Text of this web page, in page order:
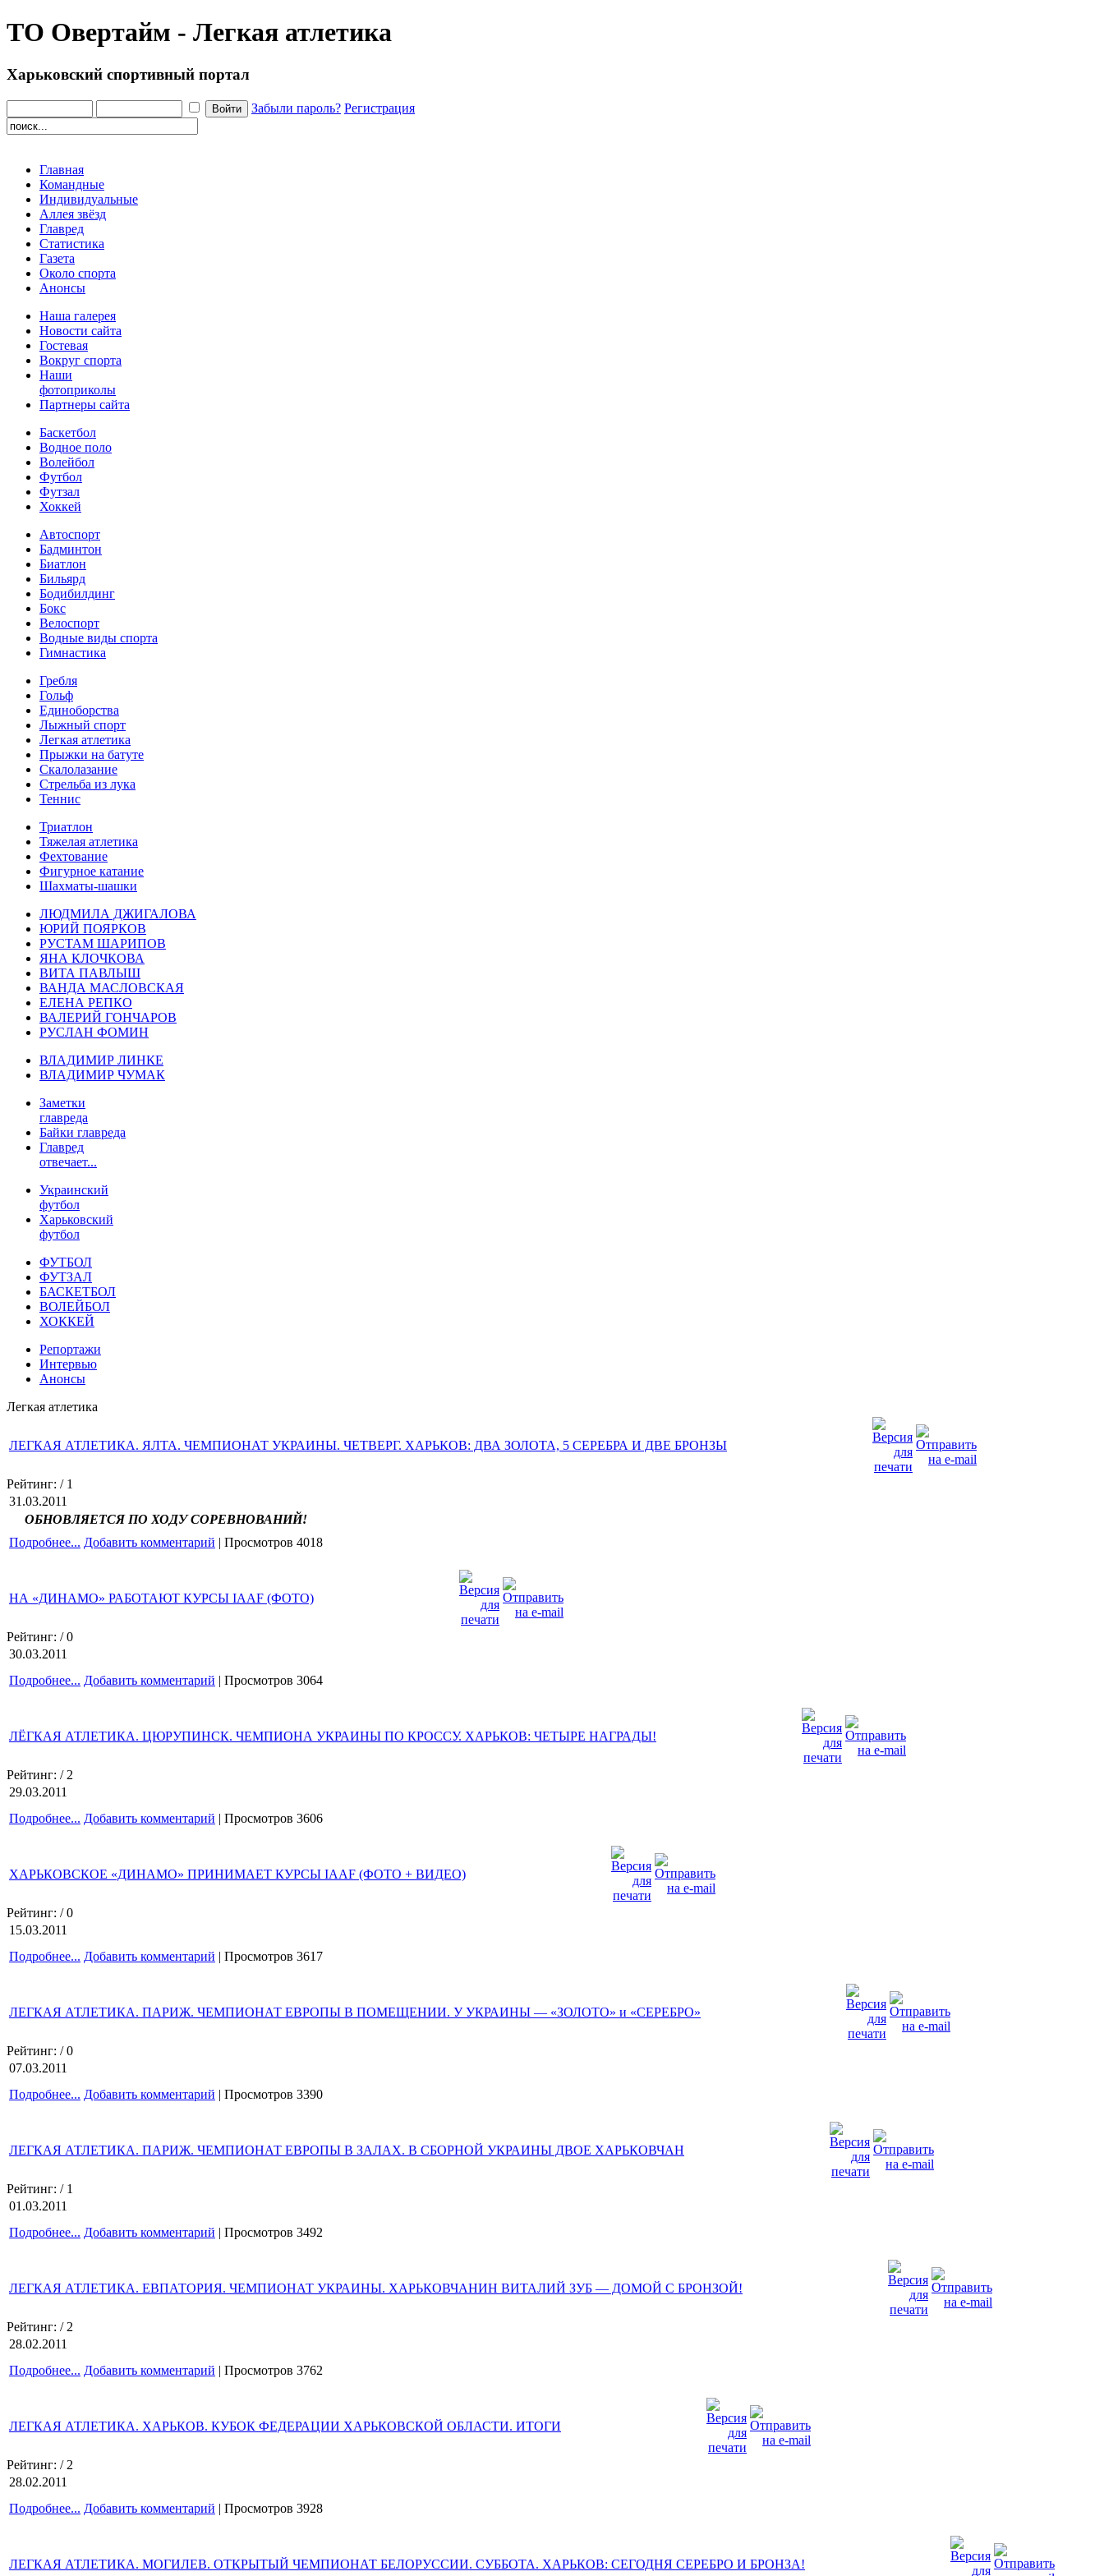
ТО Овертайм - Легкая атлетика
Харьковский спортивный портал
Забыли пароль? Регистрация
Главная
Командные
Индивидуальные
Аллея звёзд
Главред
Статистика
Газета
Около спорта
Анонсы
Наша галерея
Новости сайта
Гостевая
Вокруг спорта
Наши
фотоприколы
Партнеры сайта
Баскетбол
Водное поло
Волейбол
Футбол
Футзал
Хоккей
Автоспорт
Бадминтон
Биатлон
Бильярд
Бодибилдинг
Бокс
Велоспорт
Водные виды спорта
Гимнастика
Гребля
Гольф
Единоборства
Лыжный спорт
Легкая атлетика
Прыжки на батуте
Скалолазание
Стрельба из лука
Теннис
Триатлон
Тяжелая атлетика
Фехтование
Фигурное катание
Шахматы-шашки
ЛЮДМИЛА ДЖИГАЛОВА
ЮРИЙ ПОЯРКОВ
РУСТАМ ШАРИПОВ
ЯНА КЛОЧКОВА
ВИТА ПАВЛЫШ
ВАНДА МАСЛОВСКАЯ
ЕЛЕНА РЕПКО
ВАЛЕРИЙ ГОНЧАРОВ
РУСЛАН ФОМИН
ВЛАДИМИР ЛИНКЕ
ВЛАДИМИР ЧУМАК
Заметки
главреда
Байки главреда
Главред
отвечает...
Украинский
футбол
Харьковский
футбол
ФУТБОЛ
ФУТЗАЛ
БАСКЕТБОЛ
ВОЛЕЙБОЛ
ХОККЕЙ
Репортажи
Интервью
Анонсы
Легкая атлетика
ЛЕГКАЯ АТЛЕТИКА. ЯЛТА. ЧЕМПИОНАТ УКРАИНЫ. ЧЕТВЕРГ. ХАРЬКОВ: ДВА ЗОЛОТА, 5 СЕРЕБРА И ДВЕ БРОНЗЫ
Рейтинг: / 1
31.03.2011
ОБНОВЛЯЕТСЯ ПО ХОДУ СОРЕВНОВАНИЙ!
Подробнее... Добавить комментарий | Просмотров 4018
НА «ДИНАМО» РАБОТАЮТ КУРСЫ IAAF (ФОТО)
Рейтинг: / 0
30.03.2011
Подробнее... Добавить комментарий | Просмотров 3064
ЛЁГКАЯ АТЛЕТИКА. ЦЮРУПИНСК. ЧЕМПИОНА УКРАИНЫ ПО КРОССУ. ХАРЬКОВ: ЧЕТЫРЕ НАГРАДЫ!
Рейтинг: / 2
29.03.2011
Подробнее... Добавить комментарий | Просмотров 3606
ХАРЬКОВСКОЕ «ДИНАМО» ПРИНИМАЕТ КУРСЫ IAAF (ФОТО + ВИДЕО)
Рейтинг: / 0
15.03.2011
Подробнее... Добавить комментарий | Просмотров 3617
ЛЕГКАЯ АТЛЕТИКА. ПАРИЖ. ЧЕМПИОНАТ ЕВРОПЫ В ПОМЕЩЕНИИ. У УКРАИНЫ — «ЗОЛОТО» и «СЕРЕБРО»
Рейтинг: / 0
07.03.2011
Подробнее... Добавить комментарий | Просмотров 3390
ЛЕГКАЯ АТЛЕТИКА. ПАРИЖ. ЧЕМПИОНАТ ЕВРОПЫ В ЗАЛАХ. В СБOРНОЙ УКРАИНЫ ДВОЕ ХАРЬКОВЧАН
Рейтинг: / 1
01.03.2011
Подробнее... Добавить комментарий | Просмотров 3492
ЛЕГКАЯ АТЛЕТИКА. ЕВПАТОРИЯ. ЧЕМПИОНАТ УКРАИНЫ. ХАРЬКОВЧАНИН ВИТАЛИЙ ЗУБ — ДОМОЙ С БРОНЗОЙ!
Рейтинг: / 2
28.02.2011
Подробнее... Добавить комментарий | Просмотров 3762
ЛЕГКАЯ АТЛЕТИКА. ХАРЬКОВ. КУБОК ФЕДЕРАЦИИ ХАРЬКОВСКОЙ ОБЛАСТИ. ИТОГИ
Рейтинг: / 2
28.02.2011
Подробнее... Добавить комментарий | Просмотров 3928
ЛЕГКАЯ АТЛЕТИКА. МОГИЛЕВ. ОТКРЫТЫЙ ЧЕМПИОНАТ БЕЛОРУССИИ. СУББОТА. ХАРЬКОВ: СЕГОДНЯ СЕРЕБРО И БРОНЗА!